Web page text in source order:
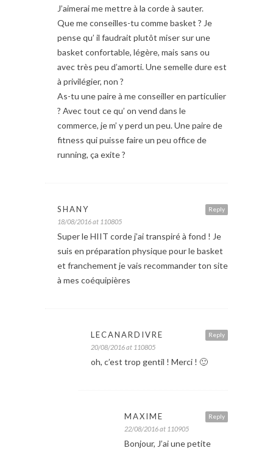
J’aimerai me mettre à la corde à sauter.
Que me conseilles-tu comme basket ? Je
pense qu’ il faudrait plutôt miser sur une
basket confortable, légère, mais sans ou
avec très peu d’amorti. Une semelle dure est
à privilégier, non ?
As-tu une paire à me conseiller en particulier
? Avec tout ce qu’ on vend dans le
commerce, je m’ y perd un peu. Une paire de
fitness qui puisse faire un peu office de
running, ça exite ?
Reply
SHANY
18/08/2016 at 110805
Super le HIIT corde j’ai transpiré à fond ! Je
suis en préparation physique pour le basket
et franchement je vais recommander ton site
à mes coéquipières
Reply
LECANARDIVRE
20/08/2016 at 110805
oh, c’est trop gentil ! Merci ! 🙂
Reply
MAXIME
22/08/2016 at 110905
Bonjour, J’ai une petite